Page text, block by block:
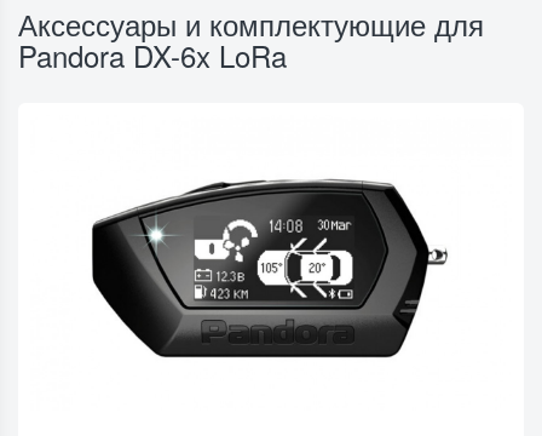
Аксессуары и комплектующие для
Pandora DX-6x LoRa